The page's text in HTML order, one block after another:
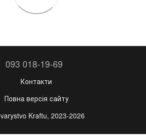
093 018-19-69
Контакти
Повна версія сайту
Kraftu, 2023-2026